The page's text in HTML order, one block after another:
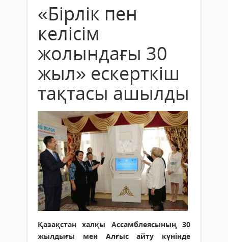
«Бірлік пен
келісім
жолындағы 30
жыл» ескерткіш
тақтасы ашылды
Қазақстан халқы Ассамблеясының 30
жылдығы мен Алғыс айту күнінде